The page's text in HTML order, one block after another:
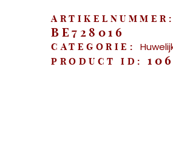
ARTIKELNUMMER:
BE728016
CATEGORIE:
PRODUCT ID: